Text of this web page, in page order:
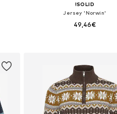
!SOLID
Jersey 'Norwin'
49,46€